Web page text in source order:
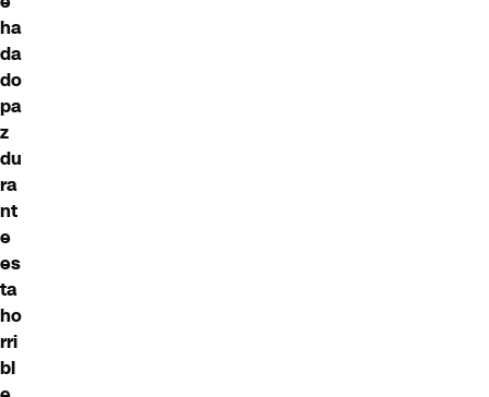
ha
da
do
pa
z
du
ra
nt
e
es
ta
ho
rri
bl